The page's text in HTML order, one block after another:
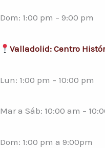
Dom: 1:00 pm – 9:00 pm
Valladolid: Centro
Lun: 1:00 pm – 10:00 pm
Mar a Sáb: 10:00 am –
Dom: 1:00 pm a 9:00pm